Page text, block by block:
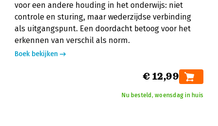
voor een andere houding in het onderwijs: niet
controle en sturing, maar wederzijdse verbinding
als uitgangspunt. Een doordacht betoog voor het
erkennen van verschil als norm.
Boek bekijken
€ 12,99
Nu besteld, woensdag in huis